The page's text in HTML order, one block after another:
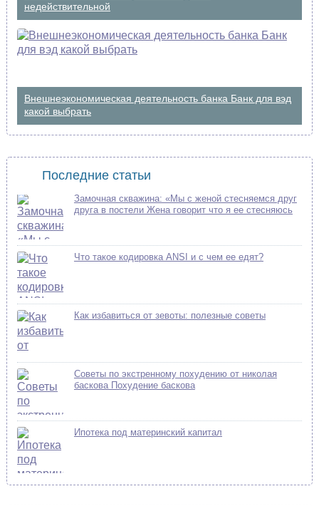
недействительной
Внешнеэкономическая деятельность банка Банк для вэд
какой выбрать
Последние статьи
Замочная скважина: «Мы с женой стесняемся друг
друга в постели Жена говорит что я ее стесняюсь
Что такое кодировка ANSI и с чем ее едят?
Как избавиться от зевоты: полезные советы
Советы по экстренному похудению от николая
баскова Похудение баскова
Ипотека под материнский капитал